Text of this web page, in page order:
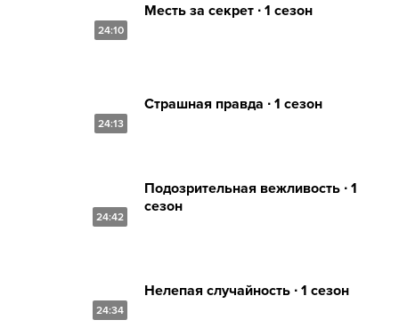
24:10
Месть за секрет ∙ 1 сезон
24:13
Страшная правда ∙ 1 сезон
24:42
Подозрительная вежливость ∙ 1
сезон
24:34
Нелепая случайность ∙ 1 сезон